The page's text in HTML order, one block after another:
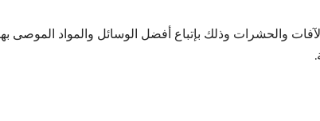
والحشرات وذلك بإتباع أفضل الوسائل والمواد الموصى